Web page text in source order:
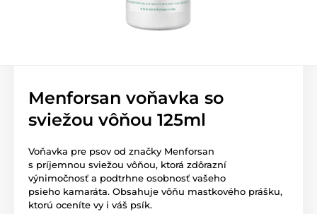
Menforsan voňavka so
sviežou vôňou 125ml
Voňavka pre psov od značky Menforsan
s príjemnou sviežou vôňou, ktorá zdôrazní
výnimočnosť a podtrhne osobnosť vašeho
psieho kamaráta. Obsahuje vôňu mastkového prášku,
ktorú oceníte vy i váš psík.